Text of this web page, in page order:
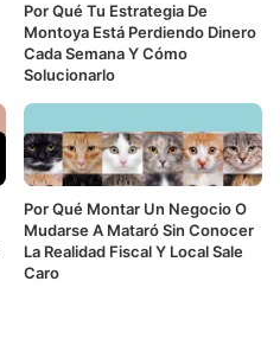
Por Qué Tu Estrategia De
Montoya Está Perdiendo Dinero
Cada Semana Y Cómo
Solucionarlo
Por Qué Montar Un Negocio O
Mudarse A Mataró Sin Conocer
La Realidad Fiscal Y Local Sale
Caro